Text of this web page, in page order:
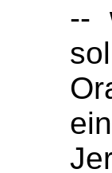
--